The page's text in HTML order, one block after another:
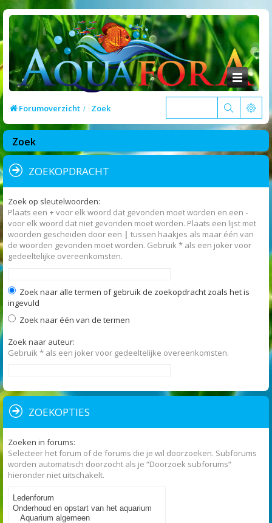
Forumoverzicht Zoek
Zoek
ZOEKOPDRACHT
Zoek op sleutelwoorden:
Plaats een + voor elk woord dat gevonden moet worden en een -
voor elk woord dat niet gevonden moet worden. Plaats een lijst met
woorden gescheiden door een | tussen haakjes als maar één van
de woorden gevonden moet worden. Gebruik * als een joker voor
gedeeltelijke overeenkomsten.
Zoek naar alle termen of gebruik de zoekopdracht zoals het is
ingevuld
Zoek naar één van de termen
Zoek naar auteur:
Gebruik * als een joker voor gedeeltelijke overeenkomsten.
ZOEKOPTIES
Zoeken in forums:
Selecteer het forum of de forums die je wil doorzoeken. Subforums
worden automatisch doorzocht als je “Doorzoek subforums“
hieronder niet uitschakelt.